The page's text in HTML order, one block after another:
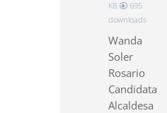
KB
695
downloads
Wanda
Soler
Rosario
Candidata
Alcaldesa